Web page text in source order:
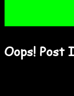
Oops! Post